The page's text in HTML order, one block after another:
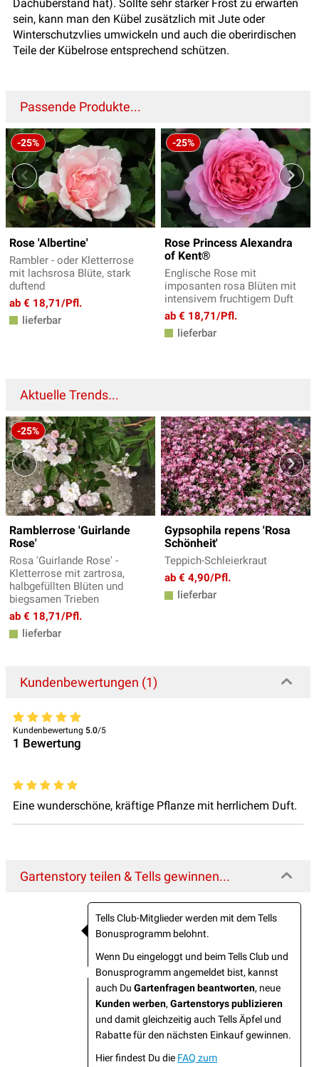
Dachüberstand hat). Sollte sehr starker Frost zu erwarten
sein, kann man den Kübel zusätzlich mit Jute oder
Winterschutzvlies umwickeln und auch die oberirdischen
Teile der Kübelrose entsprechend schützen.
Passende Produkte...
-25%
Rose 'Albertine'
Rambler - oder Kletterrose
mit lachsrosa Blüte, stark
duftend
ab € 18,71/Pfl.
lieferbar
-25%
Rose Princess Alexandra
of Kent®
Englische Rose mit
imposanten rosa Blüten mit
intensivem fruchtigem Duft
ab € 18,71/Pfl.
lieferbar
Aktuelle Trends...
-25%
Ramblerrose 'Guirlande
Rose'
Rosa 'Guirlande Rose' -
Kletterrose mit zartrosa,
halbgefüllten Blüten und
biegsamen Trieben
ab € 18,71/Pfl.
lieferbar
Gypsophila repens 'Rosa
Schönheit'
Teppich-Schleierkraut
ab € 4,90/Pfl.
lieferbar
Kundenbewertungen (1)
Kundenbewertung 5.0/5
1 Bewertung
Eine wunderschöne, kräftige Pflanze mit herrlichem Duft.
Gartenstory teilen & Tells gewinnen...
Tells Club-Mitglieder werden mit dem Tells
Bonusprogramm belohnt.
Wenn Du eingeloggt und beim Tells Club und
Bonusprogramm angemeldet bist, kannst
auch Du Gartenfragen beantworten, neue
Kunden werben, Gartenstorys publizieren
und damit gleichzeitig auch Tells Äpfel und
Rabatte für den nächsten Einkauf gewinnen.
Hier findest Du die FAQ zum